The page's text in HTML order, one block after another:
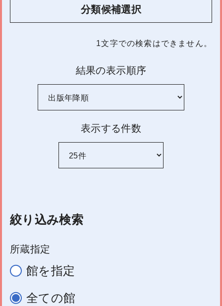
分類候補選択
1文字での検索はできません。
結果の表示順序
表示する件数
絞り込み検索
所蔵指定
館を指定
全ての館